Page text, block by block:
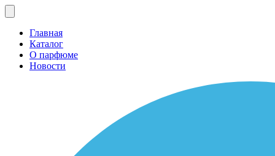
Главная
Каталог
О парфюме
Новости